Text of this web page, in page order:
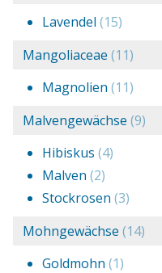
Lavendel (15)
Mangoliaceae (11)
Magnolien (11)
Malvengewächse (9)
Hibiskus (4)
Malven (2)
Stockrosen (3)
Mohngewächse (14)
Goldmohn (1)